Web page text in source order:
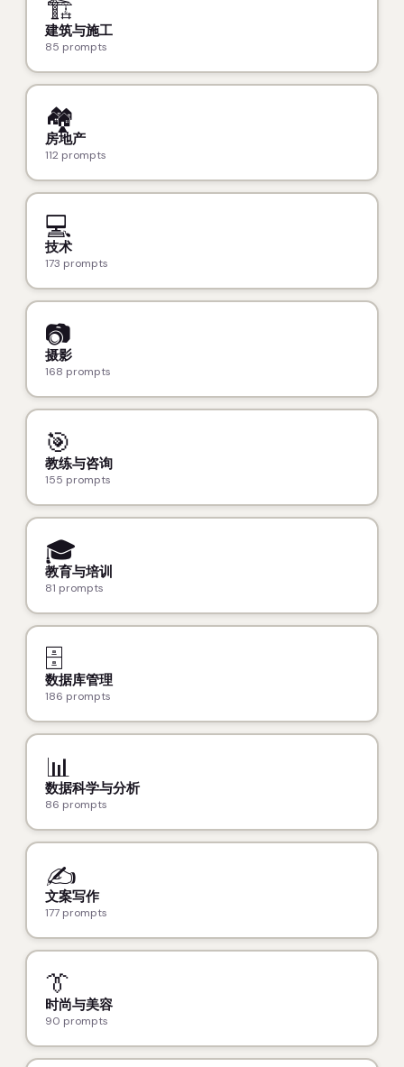
🏗️
建筑与施工
85 prompts
🏘️
房地产
112 prompts
💻
技术
173 prompts
📷
摄影
168 prompts
🎯
教练与咨询
155 prompts
🎓
教育与培训
81 prompts
🗄️
数据库管理
186 prompts
📊
数据科学与分析
86 prompts
✍️
文案写作
177 prompts
👔
时尚与美容
90 prompts